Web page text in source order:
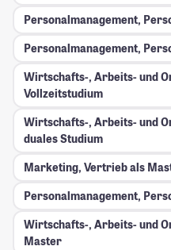
Personalmanagement,
Personalmanagement,
Wirtschafts-, Arbeits- und
Vollzeitstudium
Wirtschafts-, Arbeits- und
duales Studium
Marketing, Vertrieb als
Personalmanagement,
Wirtschafts-, Arbeits- und
Master